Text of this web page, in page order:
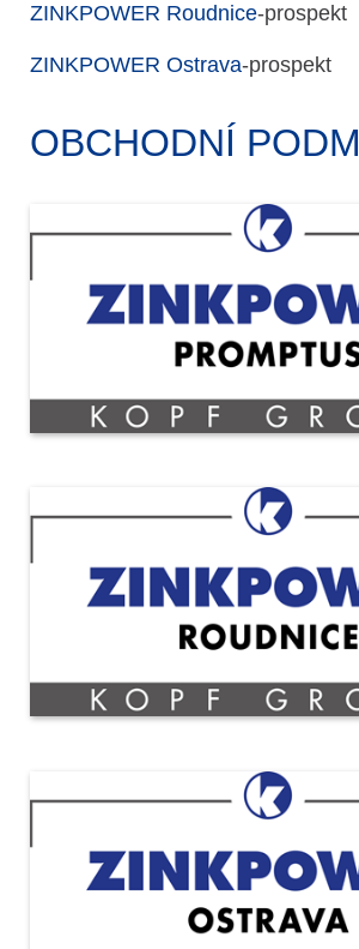
ZINKPOWER Roudnice-prospekt
ZINKPOWER Ostrava-prospekt
OBCHODNÍ